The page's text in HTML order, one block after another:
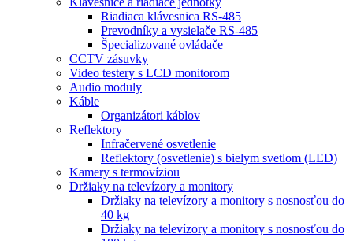
Riadiaca klávesnica RS-485
Prevodníky a vysielače RS-485
Špecializované ovládače
CCTV zásuvky
Video testery s LCD monitorom
Audio moduly
Káble
Organizátori káblov
Reflektory
Infračervené osvetlenie
Reflektory (osvetlenie) s bielym svetlom (LED)
Kamery s termovíziou
Držiaky na televízory a monitory
Držiaky na televízory a monitory s nosnosťou do
40 kg
Držiaky na televízory a monitory s nosnosťou do